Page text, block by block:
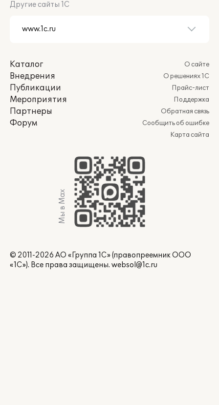
Другие сайты 1С
Каталог
Внедрения
Публикации
Мероприятия
Партнеры
Форум
О сайте
О решениях 1С
Прайс-лист
Поддержка
Обратная связь
Сообщить об ошибке
Карта сайта
Мы в Max
© 2011-2026 АО «Группа 1С» (правопреемник ООО
«1С»). Все права защищены. websol@1c.ru